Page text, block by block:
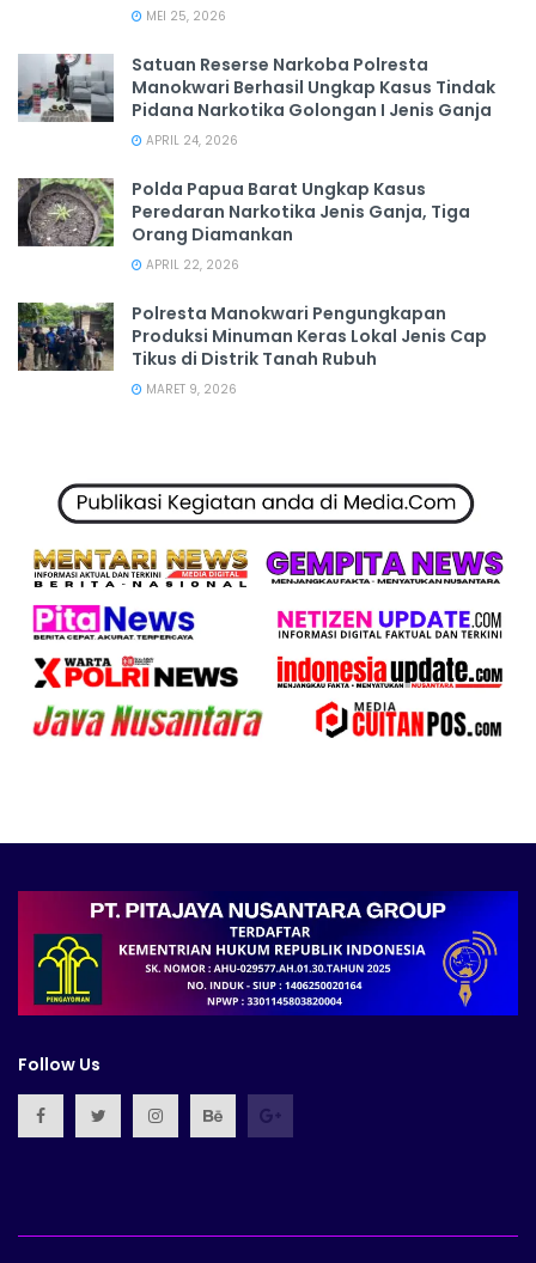
MEI 25, 2026
Satuan Reserse Narkoba Polresta
Manokwari Berhasil Ungkap Kasus Tindak
Pidana Narkotika Golongan I Jenis Ganja
APRIL 24, 2026
Polda Papua Barat Ungkap Kasus
Peredaran Narkotika Jenis Ganja, Tiga
Orang Diamankan
APRIL 22, 2026
Polresta Manokwari Pengungkapan
Produksi Minuman Keras Lokal Jenis Cap
Tikus di Distrik Tanah Rubuh
MARET 9, 2026
Follow Us